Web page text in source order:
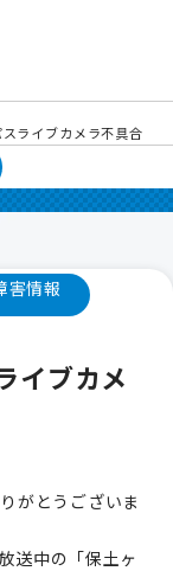
スライブカメラ不具合に
害情報
イブカメ
がとうございま
送中の「保土ヶ